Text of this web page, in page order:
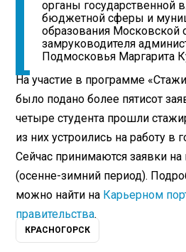
органы государственной
бюджетной сферы и
образования Московской
замруководителя
Подмосковья Маргарита
На участие в программе
было подано более пятисот
четыре студента прошли
из них устроились на работу в
Сейчас принимаются заявки
(осенне-зимний период).
можно найти на Карьерном
правительства.
КРАСНОГОРСК